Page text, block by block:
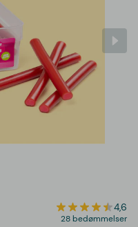
4,6
28 bedømmelser